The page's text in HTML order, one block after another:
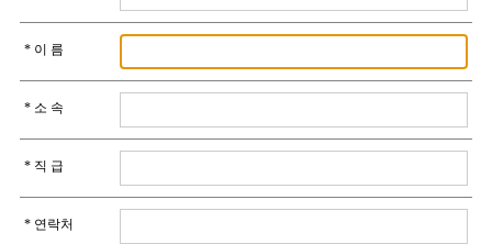
* 이 름
* 소 속
* 직 급
* 연락처